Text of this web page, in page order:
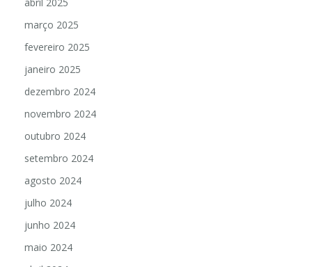
março 2025
fevereiro 2025
janeiro 2025
dezembro 2024
novembro 2024
outubro 2024
setembro 2024
agosto 2024
julho 2024
junho 2024
maio 2024